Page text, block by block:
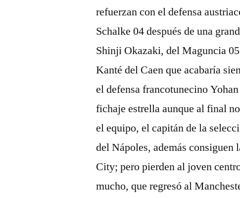
refuerzan con el defensa
Schalke 04 después de una
Shinji Okazaki, del Maguncia
Kanté del Caen que acabaría
el defensa francotunecino
fichaje estrella aunque al final
el equipo, el capitán de la
del Nápoles, además consiguen
City; pero pierden al joven
mucho, que regresó al